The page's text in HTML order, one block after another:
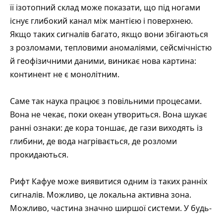
її ізотопний склад може показати, що під ногами
існує глибокий канал між мантією і поверхнею.
Якщо таких сигналів багато, якщо вони збігаються
з розломами, тепловими аномаліями, сейсмічністю
й геофізичними даними, виникає нова картина:
континент не є монолітним.
Саме так наука працює з повільними процесами.
Вона не чекає, поки океан утвориться. Вона шукає
ранні ознаки: де кора тоншає, де гази виходять із
глибини, де вода нагрівається, де розломи
прокидаються.
Рифт Кафуе може виявитися одним із таких ранніх
сигналів. Можливо, це локальна активна зона.
Можливо, частина значно ширшої системи. У будь-